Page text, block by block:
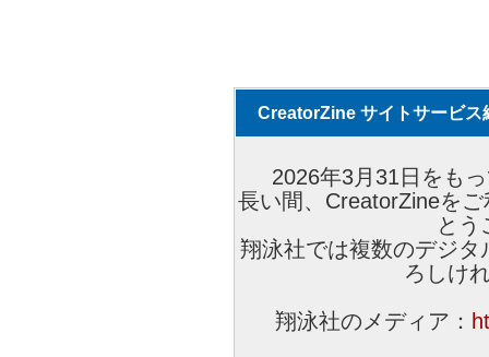
CreatorZine サイトサービス
2026年3月31日をも
長い間、CreatorZineを
とう
翔泳社では複数のデジ
ろしけ
翔泳社のメディア：